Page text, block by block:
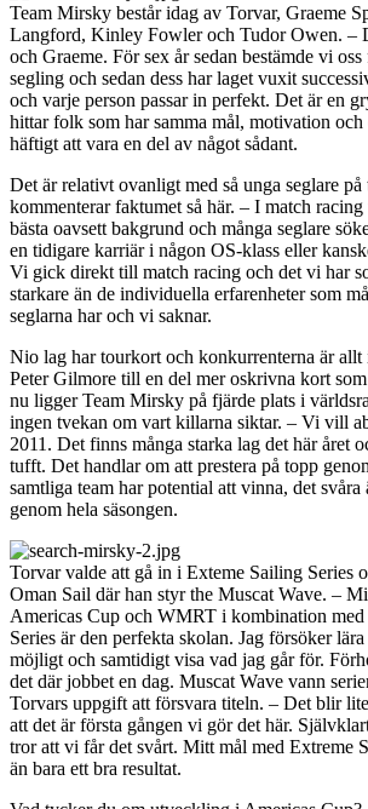
Team Mirsky består idag av Torvar, Graeme
Langford, Kinley Fowler och Tudor Owen. –
och Graeme. För sex år sedan bestämde vi oss
segling och sedan dess har laget vuxit
och varje person passar in perfekt. Det är en
hittar folk som har samma mål, motivation och
häftigt att vara en del av något sådant.
Det är relativt ovanligt med så unga seglare
kommenterar faktumet så här. – I match
bästa oavsett bakgrund och många seglare
en tidigare karriär i någon OS-klass eller
Vi gick direkt till match racing och det vi har
starkare än de individuella erfarenheter som
seglarna har och vi saknar.
Nio lag har tourkort och konkurrenterna är allt
Peter Gilmore till en del mer oskrivna kort
nu ligger Team Mirsky på fjärde plats i
ingen tvekan om vart killarna siktar. – Vi vill
2011. Det finns många starka lag det här året
tufft. Det handlar om att prestera på topp
samtliga team har potential att vinna, det
genom hela säsongen.
Torvar valde att gå in i Exteme Sailing Series
Oman Sail där han styr the Muscat Wave. –
Americas Cup och WMRT i kombination
Series är den perfekta skolan. Jag försöker
möjligt och samtidigt visa vad jag går för.
det där jobbet en dag. Muscat Wave vann
Torvars uppgift att försvara titeln. – Det blir
att det är första gången vi gör det här.
tror att vi får det svårt. Mitt mål med Extreme
än bara ett bra resultat.